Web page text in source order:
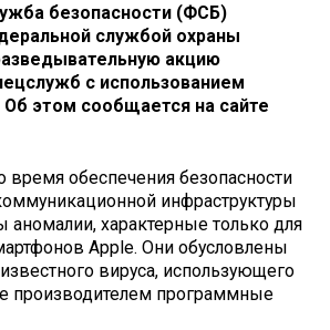
безопасности (ФСБ)
службой охраны
акцию
с использованием
этом сообщается на сайте
время обеспечения безопасности
инфраструктуры
характерные только для
Apple. Они обусловлены
вируса, использующего
производителем программные